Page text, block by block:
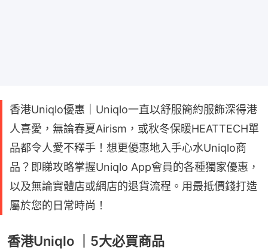
香港Uniqlo優惠｜Uniqlo一直以舒服簡約服飾深得港
人喜愛，無論春夏Airism，或秋冬保暖HEATTECH單
品都令人愛不釋手！想更優惠地入手心水Uniqlo商
品？即睇攻略掌握Uniqlo App會員的各種獨家優惠，
以及無論實體店或網店的退貨流程。用最抵價錢打造
屬於您的日常時尚！
香港Uniqlo ｜5大必買商品